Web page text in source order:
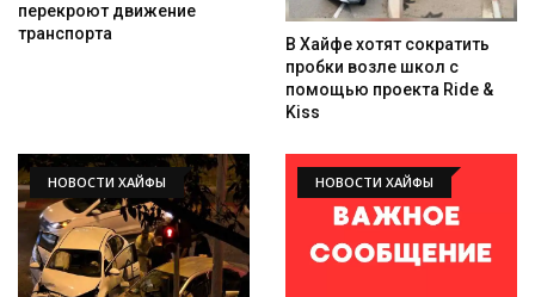
перекроют движение
транспорта
В Хайфе хотят сократить
пробки возле школ с
помощью проекта Ride &
Kiss
НОВОСТИ ХАЙФЫ НОВОСТИ ХАЙФЫ